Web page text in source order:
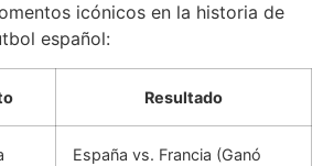
icónicos en la historia de
español:
Resultado
España vs. Francia (Ganó